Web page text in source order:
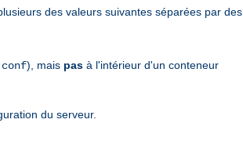
des valeurs suivantes séparées par des
), mais pas à l'intérieur d'un conteneur
du serveur.